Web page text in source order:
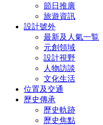
節日推廣
旅遊資訊
設計號外
最新及人氣一覧
元創領域
設計視野
人物訪談
文化生活
位置及交通
歷史傳承
歷史軌跡
歷史焦點